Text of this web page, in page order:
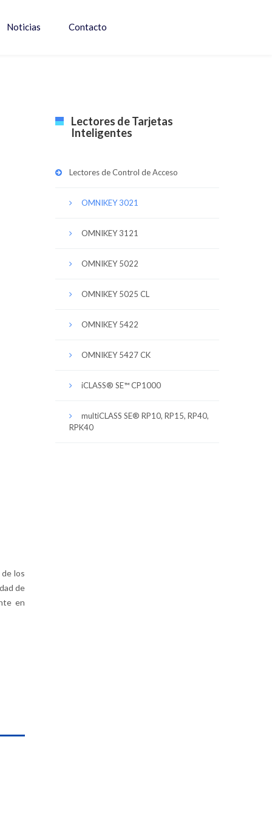
Noticias Contacto
los
de
en
Lectores de Tarjetas
Inteligentes
Lectores de Control de Acceso
OMNIKEY 3021
OMNIKEY 3121
OMNIKEY 5022
OMNIKEY 5025 CL
OMNIKEY 5422
OMNIKEY 5427 CK
iCLASS® SE™ CP1000
multiCLASS SE® RP10, RP15, RP40,
RPK40